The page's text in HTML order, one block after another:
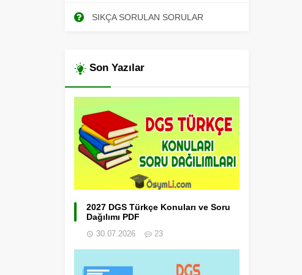
SIKÇA SORULAN SORULAR
Son Yazılar
2027 DGS Türkçe Konuları ve Soru
Dağılımı PDF
30.07.2026 23